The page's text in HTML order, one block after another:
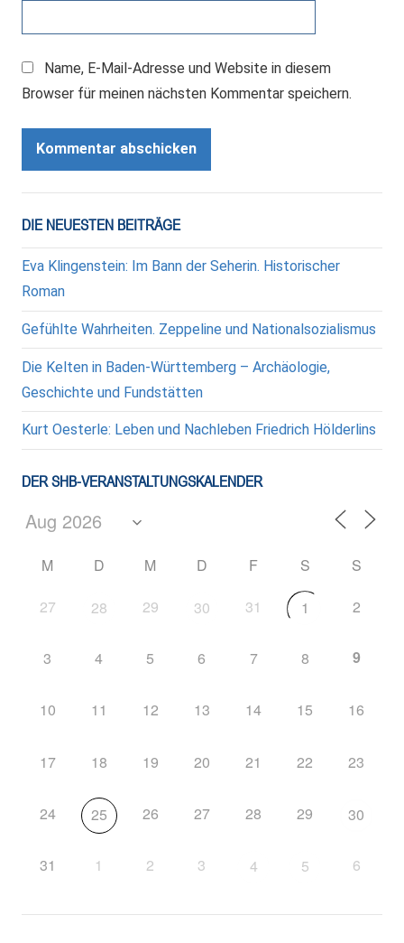
Name, E-Mail-Adresse und Website in diesem
Browser für meinen nächsten Kommentar speichern.
DIE NEUESTEN BEITRÄGE
Eva Klingenstein: Im Bann der Seherin. Historischer
Roman
Gefühlte Wahrheiten. Zeppeline und Nationalsozialismus
Die Kelten in Baden-Württemberg – Archäologie,
Geschichte und Fundstätten
Kurt Oesterle: Leben und Nachleben Friedrich Hölderlins
DER SHB-VERANSTALTUNGSKALENDER
M D M D F S S
27 28 29 30 31 1 2
3 4 5 6 7 8 9
10 11 12 13 14 15 16
17 18 19 20 21 22 23
24 25 26 27 28 29 30
31 1 2 3 4 5 6